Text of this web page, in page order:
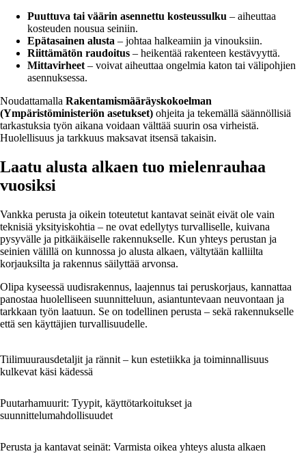
Puuttuva tai väärin asennettu kosteussulku – aiheuttaa
kosteuden nousua seiniin.
Epätasainen alusta – johtaa halkeamiin ja vinouksiin.
Riittämätön raudoitus – heikentää rakenteen kestävyyttä.
Mittavirheet – voivat aiheuttaa ongelmia katon tai välipohjien
asennuksessa.
Noudattamalla Rakentamismääräyskokoelman
(Ympäristöministeriön asetukset) ohjeita ja tekemällä säännöllisiä
tarkastuksia työn aikana voidaan välttää suurin osa virheistä.
Huolellisuus ja tarkkuus maksavat itsensä takaisin.
Laatu alusta alkaen tuo mielenrauhaa
vuosiksi
Vankka perusta ja oikein toteutetut kantavat seinät eivät ole vain
teknisiä yksityiskohtia – ne ovat edellytys turvalliselle, kuivana
pysyvälle ja pitkäikäiselle rakennukselle. Kun yhteys perustan ja
seinien välillä on kunnossa jo alusta alkaen, vältytään kalliilta
korjauksilta ja rakennus säilyttää arvonsa.
Olipa kyseessä uudisrakennus, laajennus tai peruskorjaus, kannattaa
panostaa huolelliseen suunnitteluun, asiantuntevaan neuvontaan ja
tarkkaan työn laatuun. Se on todellinen perusta – sekä rakennukselle
että sen käyttäjien turvallisuudelle.
Tiilimuurausdetaljit ja rännit – kun estetiikka ja toiminnallisuus
kulkevat käsi kädessä
Puutarhamuurit: Tyypit, käyttötarkoitukset ja
suunnittelumahdollisuudet
Perusta ja kantavat seinät: Varmista oikea yhteys alusta alkaen